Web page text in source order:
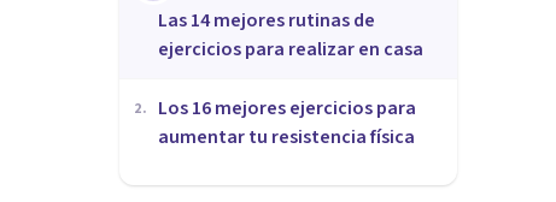
Las 14 mejores rutinas de
ejercicios para realizar en casa
2.
Los 16 mejores ejercicios para
aumentar tu resistencia física